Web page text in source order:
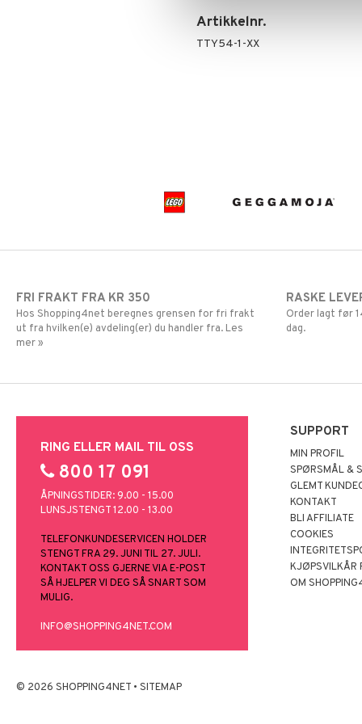
Artikkelnr.
TTY54-1-XX
FRI FRAKT FRA KR 350
Hos Shopping4net beregnes grensen for fri frakt
ut fra hvilken(e) avdeling(er) du handler fra. Les
mer »
RASKE
Order lagt før
dag.
RING ELLER MAIL TIL OSS
800 17 091
ÅPNINGSTIDER: 9.00 - 15.00
LUNSJSTENGT 12.00 - 13.00
TELEFONKUNDESERVICEN HOLDER
STENGT FRA 29. JUNI TIL 27. JULI.
KONTAKT OSS GJERNE VIA E-POST
SÅ HJELPER VI DEG SÅ SNART SOM
MULIG.
INFO@SHOPPING4NET.COM
SUPPORT
MIN PROFIL
SPØRSMÅL &
GLEMT
KONTAKT
BLI AFFILIATE
COOKIES
KJØPSVILKÅR
OM
© 2026 SHOPPING4NET • SITEMAP